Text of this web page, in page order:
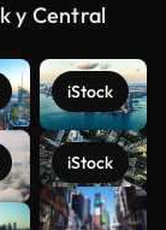
y Central
iStock
iStock
Ver más